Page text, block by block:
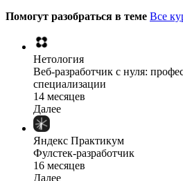
Помогут разобраться в теме Все
Нетология
Веб-разработчик с нуля:
специализации
14 месяцев
Далее
Яндекс Практикум
Фулстек-разработчик
16 месяцев
Далее